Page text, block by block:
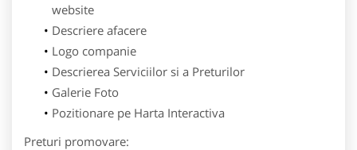
website
Descriere afacere
Logo companie
Descrierea Serviciilor si a Preturilor
Galerie Foto
Pozitionare pe Harta Interactiva
Preturi promovare: